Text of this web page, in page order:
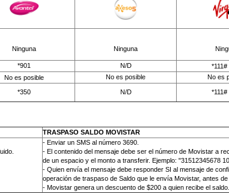
Ninguna Ninguna
*901 N/D
*111#
No es posible No es posible No es
*350 N/D *111#
TRASPASO SALDO MOVISTAR
-Enviar un SMS al número3690.
- El contenido del mensaje debe ser el número de Movistar a
de un espacio y el monto a transferir. Ejemplo: "31512345678
- Quien envía el mensaje debe responder SI al mensaje de
operación de traspaso de Saldo que le envía Movistar, antes de
- Movistar genera un descuento de $200 a quien recibe el saldo